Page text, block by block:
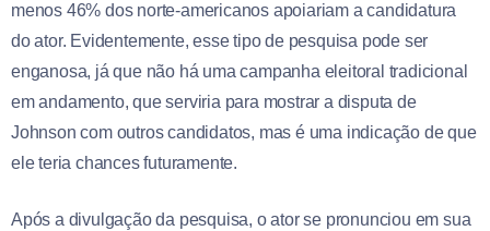
menos 46% dos norte-americanos apoiariam a candidatura
do ator. Evidentemente, esse tipo de pesquisa pode ser
enganosa, já que não há uma campanha eleitoral tradicional
em andamento, que serviria para mostrar a disputa de
Johnson com outros candidatos, mas é uma indicação de que
ele teria chances futuramente.
Após a divulgação da pesquisa, o ator se pronunciou em sua